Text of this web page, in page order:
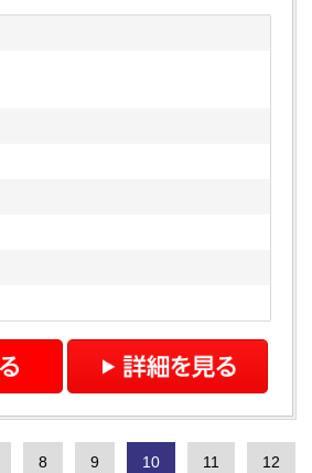
8 9 10 11 12